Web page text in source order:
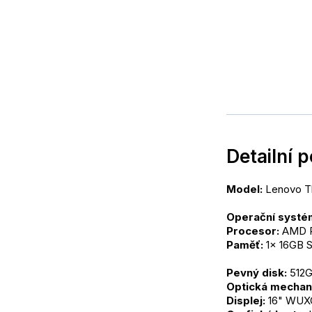
Detailní
Model: Lenovo
Operační
Procesor: AMD
Paměť: 1x 16GB
Pevný disk:
Optická
Displej: 16"